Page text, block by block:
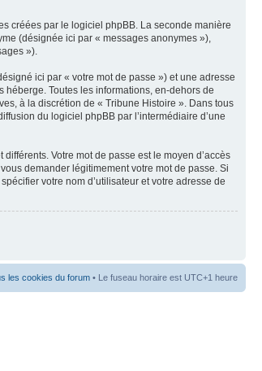
créées par le logiciel phpBB. La seconde manière
(désignée ici par « messages anonymes »),
»).
ici par « votre mot de passe ») et une adresse
Toutes les informations, en-dehors de
à la discrétion de « Tribune Histoire ». Dans tous
du logiciel phpBB par l’intermédiaire d’une
Votre mot de passe est le moyen d’accès
demander légitimement votre mot de passe. Si
votre nom d’utilisateur et votre adresse de
les cookies du forum • Le fuseau horaire est UTC+1 heure